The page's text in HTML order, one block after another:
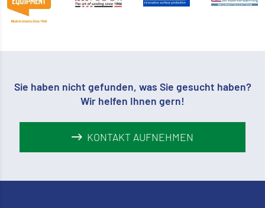
Sie haben nicht gefunden, was Sie gesucht haben?
Wir helfen Ihnen gern!
KONTAKT AUFNEHMEN